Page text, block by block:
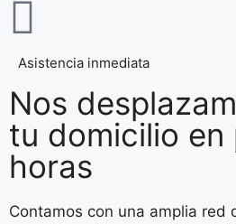
Asistencia inmediata
Nos
tu domicilio en
horas
Contamos con una amplia red